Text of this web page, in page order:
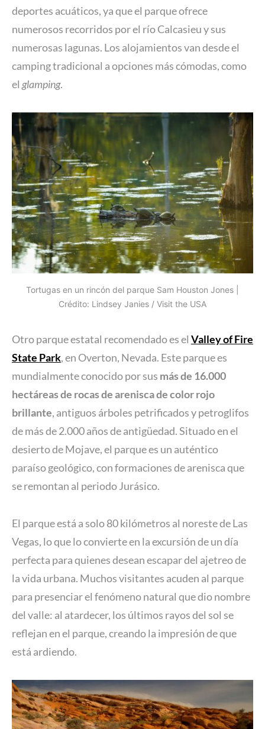
deportes acuáticos, ya que el parque ofrece
numerosos recorridos por el río Calcasieu y sus
numerosas lagunas. Los alojamientos van desde el
camping tradicional a opciones más cómodas, como
el glamping.
Tortugas en un rincón del parque Sam Houston Jones |
Crédito: Lindsey Janies / Visit the USA
Otro parque estatal recomendado es el Valley of Fire
State Park, en Overton, Nevada. Este parque es
mundialmente conocido por sus más de 16.000
hectáreas de rocas de arenisca de color rojo
brillante, antiguos árboles petrificados y petroglifos
de más de 2.000 años de antigüedad. Situado en el
desierto de Mojave, el parque es un auténtico
paraíso geológico, con formaciones de arenisca que
se remontan al periodo Jurásico.
El parque está a solo 80 kilómetros al noreste de Las
Vegas, lo que lo convierte en la excursión de un día
perfecta para quienes desean escapar del ajetreo de
la vida urbana. Muchos visitantes acuden al parque
para presenciar el fenómeno natural que dio nombre
del valle: al atardecer, los últimos rayos del sol se
reflejan en el parque, creando la impresión de que
está ardiendo.